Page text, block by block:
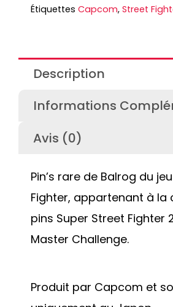
Étiquettes Capcom, Street
Description
Informations
Avis (0)
Pin’s rare de Balrog du
Fighter, appartenant à la
pins Super Street Fighter
Master Challenge.
Produit par Capcom et